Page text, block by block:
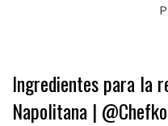
Ingredientes para la
Napolitana |